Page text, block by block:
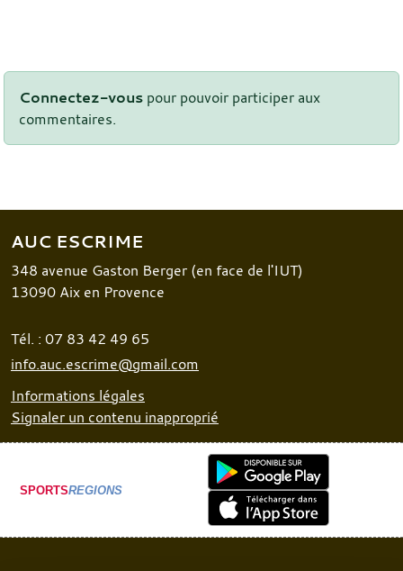
Connectez-vous pour pouvoir participer aux
commentaires.
AUC ESCRIME
348 avenue Gaston Berger (en face de l'IUT)
13090 Aix en Provence
Tél. : 07 83 42 49 65
info.auc.escrime@gmail.com
Informations légales
Signaler un contenu inapproprié
SPORTSREGIONS